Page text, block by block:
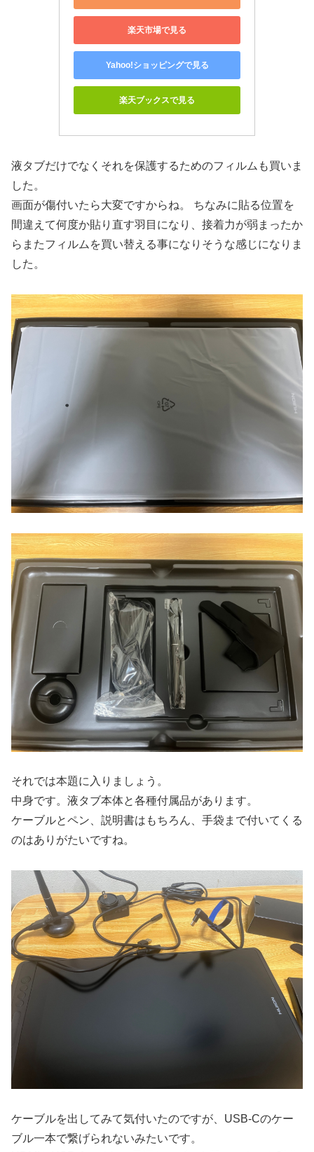
楽天市場で見る
Yahoo!ショッピングで見る
楽天ブックスで見る
液タブだけでなくそれを保護するためのフィルムも買いま
した。
画面が傷付いたら大変ですからね。 ちなみに貼る位置を
間違えて何度か貼り直す羽目になり、接着力が弱まったか
らまたフィルムを買い替える事になりそうな感じになりま
した。
それでは本題に入りましょう。
中身です。液タブ本体と各種付属品があります。
ケーブルとペン、説明書はもちろん、手袋まで付いてくる
のはありがたいですね。
ケーブルを出してみて気付いたのですが、USB-Cのケー
ブル一本で繋げられないみたいです。